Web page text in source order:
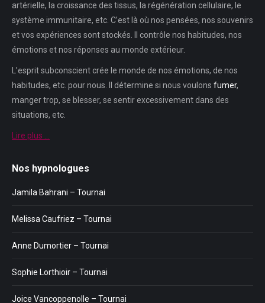
artérielle, la croissance des tissus, la régénération cellulaire, le
système immunitaire, etc. C’est là où nos pensées, nos souvenirs
et vos expériences sont stockés. Il contrôle nos habitudes, nos
émotions et nos réponses au monde extérieur.
L’esprit subconscient crée le monde de nos émotions, de nos
habitudes, etc. pour nous. Il détermine si nous voulons fumer,
manger trop, se blesser, se sentir excessivement dans des
situations, etc.
Lire plus …
Nos hypnologues
Jamila Bahrani – Tournai
Melissa Caufriez – Tournai
Anne Dumortier – Tournai
Sophie Lorthioir – Tournai
Joice Vancoppenolle – Tournai